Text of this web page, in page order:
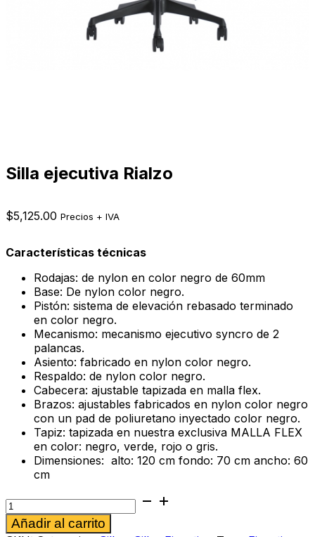
Silla ejecutiva Rialzo
$5,125.00 Precios + IVA
Características técnicas
Rodajas: de nylon en color negro de 60mm
Base: De nylon color negro.
Pistón: sistema de elevación rebasado terminado
en color negro.
Mecanismo: mecanismo ejecutivo syncro de 2
palancas.
Asiento: fabricado en nylon color negro.
Respaldo: de nylon color negro.
Cabecera: ajustable tapizada en malla flex.
Brazos: ajustables fabricados en nylon color negro
con un pad de poliuretano inyectado color negro.
Tapiz: tapizada en nuestra exclusiva MALLA FLEX
en color: negro, verde, rojo o gris.
Dimensiones: alto: 120 cm fondo: 70 cm ancho: 60
cm
Silla
ejecutiva
Rialzo
Añadir al carrito